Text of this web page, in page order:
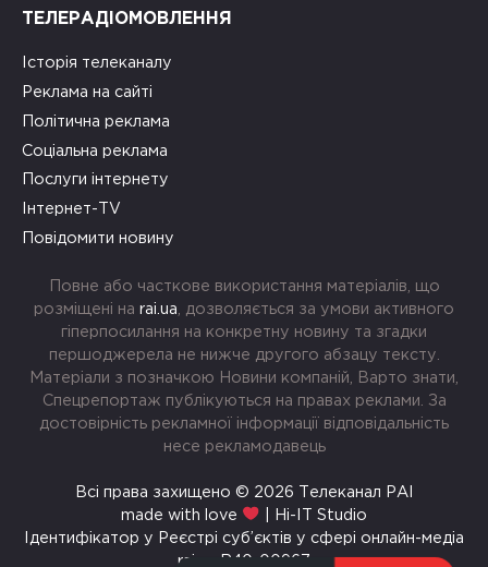
ТЕЛЕРАДІОМОВЛЕННЯ
Історія телеканалу
Реклама на сайті
Політична реклама
Соціальна реклама
Послуги інтернету
Інтернет-TV
Повідомити новину
Повне або часткове використання матеріалів, що
розміщені на rai.ua , дозволяється за умови активного
гіперпосилання на конкретну новину та згадки
першоджерела не нижче другого абзацу тексту.
Матеріали з позначкою Новини компаній, Варто знати,
Спецрепортаж публікуються на правах реклами. За
достовірність рекламної інформації відповідальність
несе рекламодавець
Всі права захищено © 2026 Телеканал РАІ
made with love
| Hi-IT Studio
Ідентифікатор у Реєстрі суб’єктів у сфері онлайн-медіа
rai.ua R40-00967